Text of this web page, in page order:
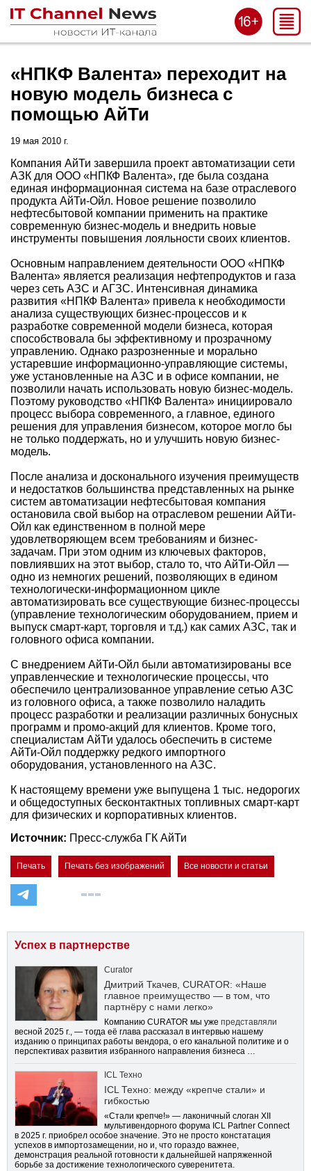
«НПКФ Валента» переходит на
новую модель бизнеса c
помощью АйТи
19 мая 2010 г.
Компания АйТи завершила проект автоматизации сети
АЗК для ООО «НПКФ Валента», где была создана
единая информационная система на базе отраслевого
продукта АйТи-Ойл. Новое решение позволило
нефтесбытовой компании применить на практике
современную бизнес-модель и внедрить новые
инструменты повышения лояльности своих клиентов.
Основным направлением деятельности ООО «НПКФ
Валента» является реализация нефтепродуктов и газа
через сеть АЗС и АГЗС. Интенсивная динамика
развития «НПКФ Валента» привела к необходимости
анализа существующих бизнес-процессов и к
разработке современной модели бизнеса, которая
способствовала бы эффективному и прозрачному
управлению. Однако разрозненные и морально
устаревшие информационно-управляющие системы,
уже установленные на АЗС и в офисе компании, не
позволили начать использовать новую бизнес-модель.
Поэтому руководство «НПКФ Валента» инициировало
процесс выбора современного, а главное, единого
решения для управления бизнесом, которое могло бы
не только поддержать, но и улучшить новую бизнес-
модель.
После анализа и досконального изучения преимуществ
и недостатков большинства представленных на рынке
систем автоматизации нефтесбытовая компания
остановила свой выбор на отраслевом решении АйТи-
Ойл как единственном в полной мере
удовлетворяющем всем требованиям и бизнес-
задачам. При этом одним из ключевых факторов,
повлиявших на этот выбор, стало то, что АйТи-Ойл —
одно из немногих решений, позволяющих в едином
технологически-информационном цикле
автоматизировать все существующие бизнес-процессы
(управление технологическим оборудованием, прием и
выпуск смарт-карт, торговля и т.д.) как самих АЗС, так и
головного офиса компании.
С внедрением АйТи-Ойл были автоматизированы все
управленческие и технологические процессы, что
обеспечило централизованное управление сетью АЗС
из головного офиса, а также позволило наладить
процесс разработки и реализации различных бонусных
программ и промо-акций для клиентов. Кроме того,
специалистам АйТи удалось обеспечить в системе
АйТи-Ойл поддержку редкого импортного
оборудования, установленного на АЗС.
К настоящему времени уже выпущена 1 тыс. недорогих
и общедоступных бесконтактных топливных смарт-карт
для физических и корпоративных клиентов.
Источник: Пресс-служба ГК АйТи
Печать Печать без изображений Все новости и статьи
Успех в партнерстве
Curator
Дмитрий Ткачев, CURATOR: «Наше
главное преимущество — в том, что
партнёру с нами легко»
Компанию CURATOR мы уже представляли
весной 2025 г., — тогда её глава рассказал в интервью нашему
изданию о принципах работы вендора, о его канальной политике и о
перспективах развития избранного направления бизнеса …
ICL Техно
ICL Техно: между «крепче стали» и
гибкостью
«Стали крепче!» — лаконичный слоган XII
мультивендорного форума ICL Partner Connect
в 2025 г. приобрел особое значение. Это не просто констатация
успехов в импортозамещении, но и, что гораздо важнее,
демонстрация реальной готовности к дальнейшей напряженной
борьбе за достижение технологического суверенитета.